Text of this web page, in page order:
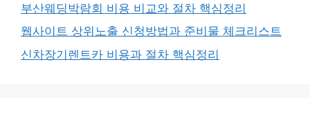
부산웨딩박람회 비용 비교와 절차 핵심정리
웹사이트 상위노출 신청방법과 준비물 체크리스트
신차장기렌트카 비용과 절차 핵심정리